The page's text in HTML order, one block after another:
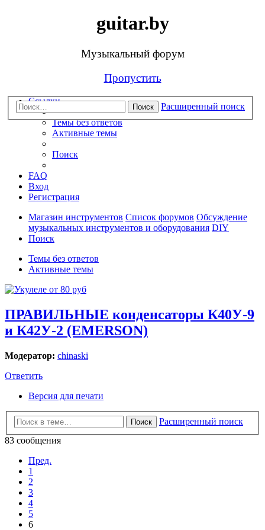
guitar.by
Музыкальный форум
Пропустить
Поиск Расширенный поиск
Ссылки
Темы без ответов
Активные темы
Поиск
FAQ
Вход
Регистрация
Магазин инструментов Список форумов Обсуждение
музыкальных инструментов и оборудования DIY
Поиск
Темы без ответов
Активные темы
ПРАВИЛЬНЫЕ конденсаторы К40У-9
и К42У-2 (EMERSON)
Модератор: chinaski
Ответить
Версия для печати
Поиск
Расширенный поиск
83 сообщения
Пред.
1
2
3
4
5
6